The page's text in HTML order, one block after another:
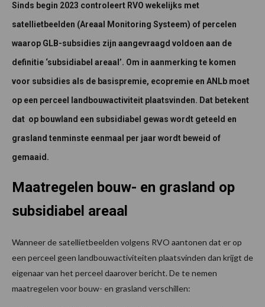
Sinds begin 2023 controleert RVO wekelijks met
satellietbeelden (Areaal Monitoring Systeem) of percelen
waarop GLB-subsidies zijn aangevraagd voldoen aan de
definitie ‘subsidiabel areaal’. Om in aanmerking te komen
voor subsidies als de basispremie, ecopremie en ANLb moet
op een perceel landbouwactiviteit plaatsvinden. Dat betekent
dat op bouwland een subsidiabel gewas wordt geteeld en
grasland tenminste eenmaal per jaar wordt beweid of
gemaaid.
Maatregelen bouw- en grasland op
subsidiabel areaal
Wanneer de satellietbeelden volgens RVO aantonen dat er op
een perceel geen landbouwactiviteiten plaatsvinden dan krijgt de
eigenaar van het perceel daarover bericht. De te nemen
maatregelen voor bouw- en grasland verschillen: